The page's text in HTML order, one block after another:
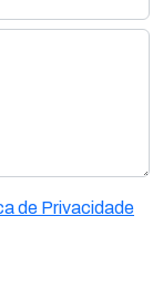
de Privacidade